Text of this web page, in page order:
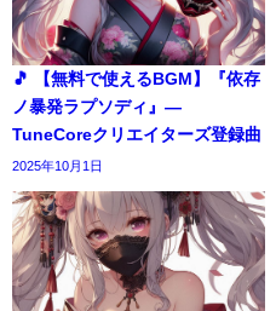
🎵 【無料で使えるBGM】『依存
ノ暴発ラプソディ』―
TuneCoreクリエイターズ登録曲
2025年10月1日